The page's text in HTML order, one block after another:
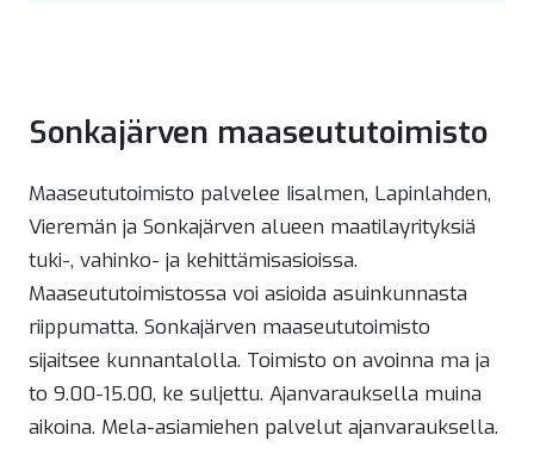
Sonkajärven maaseututoimisto
Maaseututoimisto palvelee Iisalmen, Lapinlahden,
Vieremän ja Sonkajärven alueen maatilayrityksiä
tuki-, vahinko- ja kehittämisasioissa.
Maaseututoimistossa voi asioida asuinkunnasta
riippumatta. Sonkajärven maaseututoimisto
sijaitsee kunnantalolla. Toimisto on avoinna ma ja
to 9.00-15.00, ke suljettu. Ajanvarauksella muina
aikoina. Mela-asiamiehen palvelut ajanvarauksella.